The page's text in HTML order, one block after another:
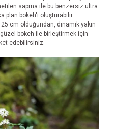
sapma ile bu benzersiz ultra
plan bokeh'i oluşturabilir.
cm olduğundan, dinamik yakın
bokeh ile birleştirmek için
edebilirsiniz.